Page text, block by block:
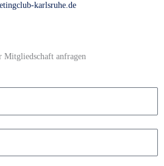
karlsruhe.de
Mitgliedschaft anfragen